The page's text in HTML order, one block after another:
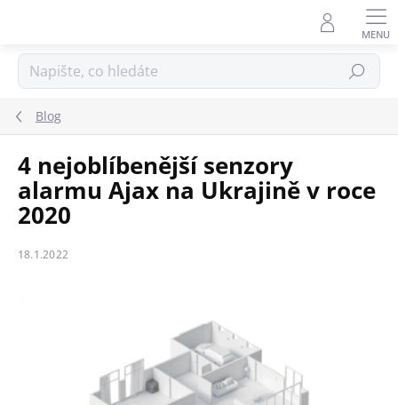
Hledat
Blog
4 nejoblíbenější senzory
alarmu Ajax na Ukrajině v roce
2020
18.1.2022